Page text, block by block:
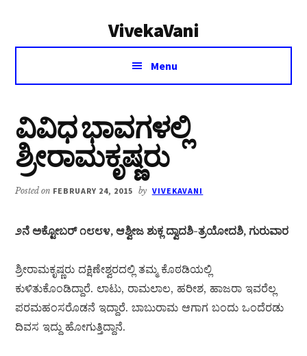
VivekaVani
Voice
Vivekananda
Menu
ವಿವಿಧ ಭಾವಗಳಲ್ಲಿ
ಶ್ರೀರಾಮಕೃಷ್ಣರು
Posted on FEBRUARY 24, 2015 by VIVEKAVANI
೨ನೆ ಅಕ್ಟೋಬರ್ ೧೮೮೪, ಆಶ್ವೀಜ ಶುಕ್ಲ ದ್ವಾದಶಿ-ತ್ರಯೋದಶಿ, ಗುರುವಾರ
ಶ್ರೀರಾಮಕೃಷ್ಣರು ದಕ್ಷಿಣೇಶ್ವರದಲ್ಲಿ ತಮ್ಮ ಕೊಠಡಿಯಲ್ಲಿ
ಕುಳಿತುಕೊಂಡಿದ್ದಾರೆ. ಲಾಟು, ರಾಮಲಾಲ, ಹರೀಶ, ಹಾಜರಾ ಇವರೆಲ್ಲ
ಪರಮಹಂಸರೊಡನೆ ಇದ್ದಾರೆ. ಬಾಬುರಾಮ ಆಗಾಗ ಬಂದು ಒಂದೆರಡು
ದಿವಸ ಇದ್ದು ಹೋಗುತ್ತಿದ್ದಾನೆ.